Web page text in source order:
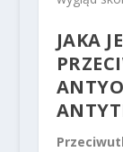
JAKA